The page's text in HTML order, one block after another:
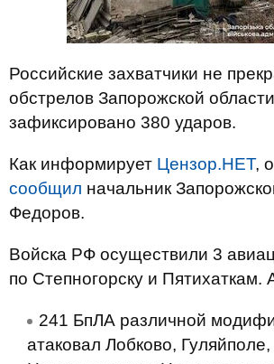
Российские захватчики не
обстрелов Запорожской
зафиксировано 380 ударов.
Как информирует Цензор.НЕТ,
сообщил начальник
Федоров.
Войска РФ осуществили 3
по Степногорску и Пятихаткам.
241 БпЛА различной
атаковал Лобково,